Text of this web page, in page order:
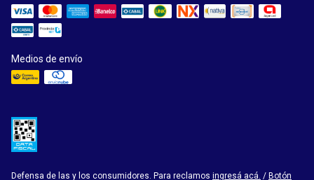
Medios de envío
Defensa de las y los consumidores. Para reclamos ingresá acá. / Botón